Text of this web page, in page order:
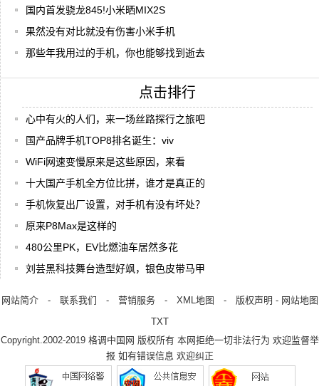
国内首发骁龙845!小米晒MIX2S
果然没有对比就没有伤害小米手机
那些年我用过的手机，你也能够找到逝去
点击排行
心中有火的人们，来一场丝路探行之旅吧
国产品牌手机TOP8排名诞生：viv
WiFi网速变慢原来是这些原因，来看
十大国产手机全方位比拼，谁才是真正的
手机恢复出厂设置，对手机有没有坏处？
原来P8Max是这样的
480公里PK，EV比燃油车居然多花
刘芸黑科技舞台造型好飒，银色皮带马甲
网站简介- 联系我们 - 营销服务- XML地图 - 版权声明 - 网站地图
TXT
Copyright.2002-2019 格调中国网 版权所有 本网拒绝一切非法行为 欢迎监督举
报 如有错误信息 欢迎纠正